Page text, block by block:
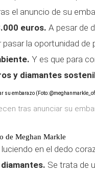
el anuncio de su
euros. A pesar de
la oportunidad
Y es que para
y diamantes
tras anunciar su
de Meghan Markle
en el dedo
Se trata de